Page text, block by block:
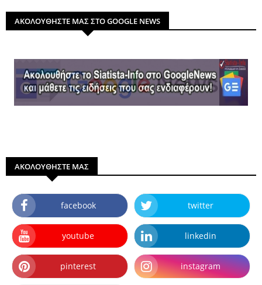
ΑΚΟΛΟΥΘΗΣΤΕ ΜΑΣ ΣΤΟ GOOGLE NEWS
ΑΚΟΛΟΥΘΗΣΤΕ ΜΑΣ
facebook twitter
youtube linkedin
pinterest instagram